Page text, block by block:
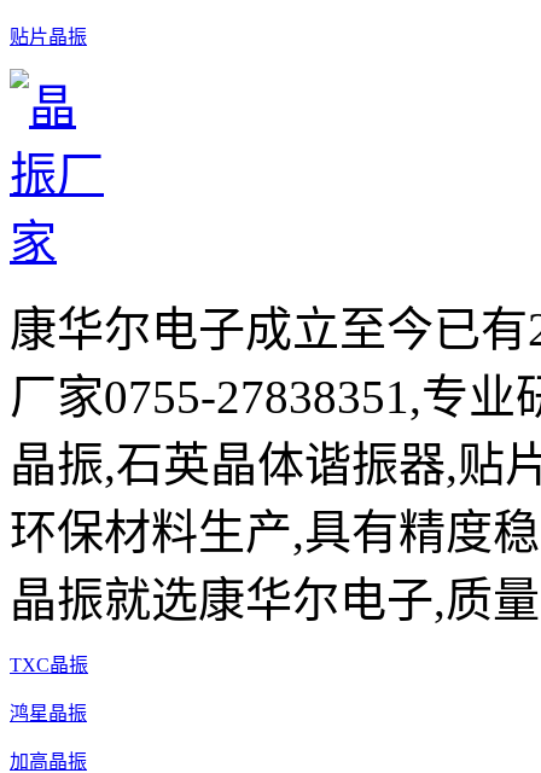
贴片晶振
康华尔电子成立至今已
厂家0755-27838351,专
晶振,石英晶体谐振器,贴
环保材料生产,具有精度
晶振就选康华尔电子,质
TXC晶振
鸿星晶振
加高晶振